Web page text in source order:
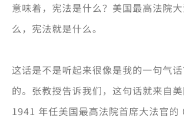
意味着，宪法是什么？美国最高法院
么，宪法就是什么。
这话是不是听起来很像是我的一句气
的。张教授告诉我们，这句话就来自
1941 年任美国最高法院首席大法官